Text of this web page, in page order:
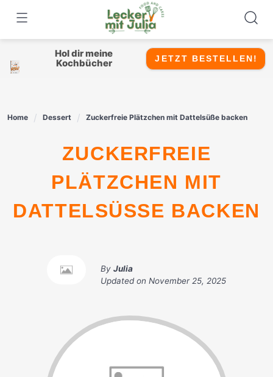
content
Hol dir meine
Kochbücher
JETZT BESTELLEN!
Home Dessert Zuckerfreie Plätzchen mit Dattelsüße backen
ZUCKERFREIE
PLÄTZCHEN MIT
DATTELSÜSSE BACKEN
By Julia
Updated on November 25, 2025